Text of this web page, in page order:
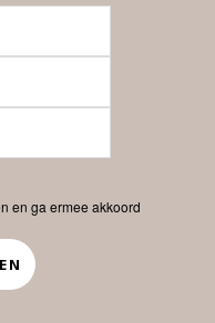
en ga ermee akkoord